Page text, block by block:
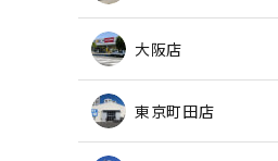
大阪店
東京町田店